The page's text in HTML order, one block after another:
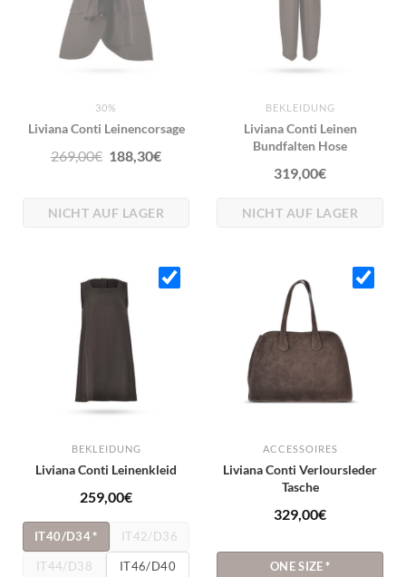
30%
Liviana Conti Leinencorsage
269,00€ Ursprünglicher
269,00€
188,30€Aktueller
188,30€.
NICHT AUF LAGER
BEKLEIDUNG
Liviana Conti Leinen
Bundfalten Hose
319,00€
NICHT AUF LAGER
BEKLEIDUNG
Liviana Conti Leinenkleid
259,00€
IT40/D34* IT42/D36
IT44/D38 IT46/D40
ACCESSOIRES
Liviana Conti Verloursleder
Tasche
329,00€
ONE SIZE*